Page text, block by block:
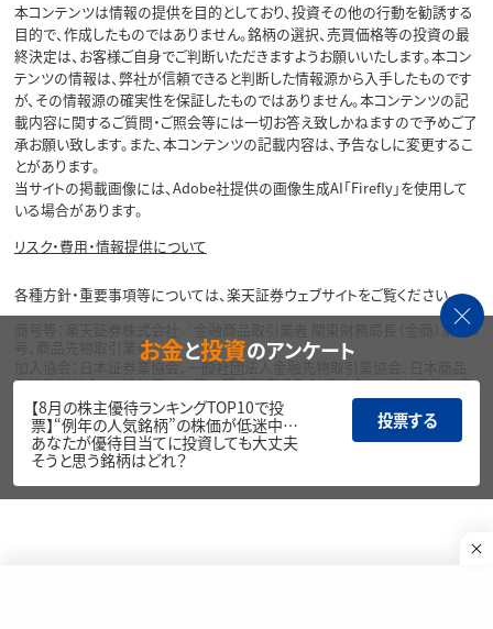
本コンテンツは情報の提供を目的としており、投資その他の行動を勧誘する
目的で、作成したものではありません。銘柄の選択、売買価格等の投資の最
終決定は、お客様ご自身でご判断いただきますようお願いいたします。本コン
テンツの情報は、弊社が信頼できると判断した情報源から入手したものです
が、その情報源の確実性を保証したものではありません。本コンテンツの記
載内容に関するご質問・ご照会等には一切お答え致しかねますので予めご了
承お願い致します。また、本コンテンツの記載内容は、予告なしに変更するこ
とがあります。
当サイトの掲載画像には、Adobe社提供の画像生成AI「Firefly」を使用して
いる場合があります。
リスク・費用・情報提供について
各種方針・重要事項等については、楽天証券ウェブサイトをご覧ください。
商号等：楽天証券株式会社／金融商品取引業者 関東財務局長（金商）第195
号、商品先物取引業者
加入協会：日本証券業協会、一般社団法人金融先物取引業協会、日本商品
先物取引協会、一般社団法人第二種金融商品取引業協会、一般社団法人資
産運用業協会
Copyright©
1999-2026 Rakuten Securities, Inc. All
Rights Reserved.
お金と投資のアンケート
【8月の株主優待ランキングTOP10で投
票】“例年の人気銘柄”の株価が低迷中…
あなたが優待目当てに投資しても大丈夫
そうと思う銘柄はどれ？
投票する